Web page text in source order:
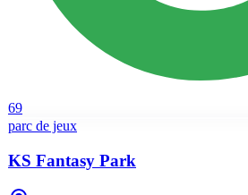
69
parc de jeux
KS Fantasy Park